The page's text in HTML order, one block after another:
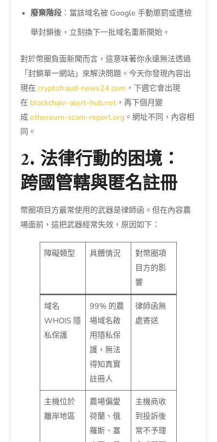
廢棄階段 ：當該域名被 Google 手動懲罰或遭檢
舉封鎖後，立刻換下一批域名重新開始。
對於幣圈負面新聞而言，這意味著你永遠無法透過
「封鎖單一網站」來解決問題。今天你發現內容出
現在cryptofraud-news24.com ，下週它會出現
在 blockchain-alert-hub.net ，再下個月變
成ethereum-scam-report.org 。網址不同，內容相
同。
2. 法律行動的困境：
跨國管轄與匿名註冊
幣圈項目方最常使用的武器是律師函。但在內容農
場面前，這把武器經常失效，原因如下：
障礙類型 具體情況
對幣圈項
目方的影
響
域名
WHOIS 隱
私保護
99% 的農
場域名啟
用隱私保
護，無法
得知真實
註冊人
律師函無
處寄送
主機位於
離岸地區
農場偏愛
荷蘭、俄
羅斯、塞
主機商收
到投訴後
常不予理